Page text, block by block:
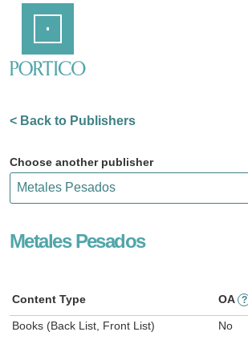
Content
< Back to Publishers
Choose another publisher
Metales Pesados
Content Type OA ?
Books (Back List, Front List) No